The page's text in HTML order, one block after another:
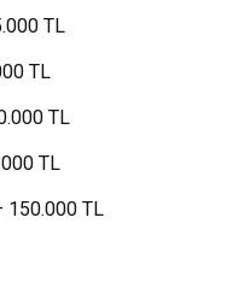
TL
TL
TL
TL
150.000 TL